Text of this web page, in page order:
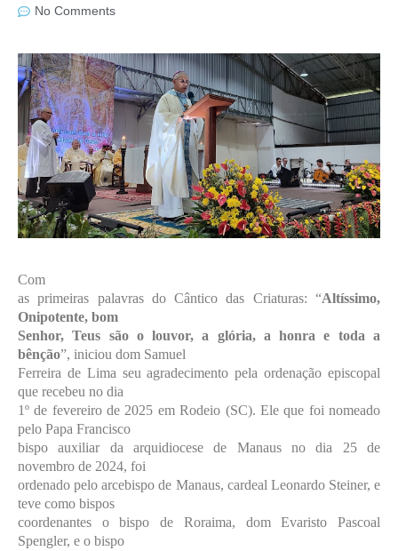
No Comments
Com
as primeiras palavras do Cântico das Criaturas: “Altíssimo,
Onipotente, bom
Senhor, Teus são o louvor, a glória, a honra e toda a
bênção”, iniciou dom Samuel
Ferreira de Lima seu agradecimento pela ordenação episcopal
que recebeu no dia
1º de fevereiro de 2025 em Rodeio (SC). Ele que foi nomeado
pelo Papa Francisco
bispo auxiliar da arquidiocese de Manaus no dia 25 de
novembro de 2024, foi
ordenado pelo arcebispo de Manaus, cardeal Leonardo Steiner, e
teve como bispos
coordenantes o bispo de Roraima, dom Evaristo Pascoal
Spengler, e o bispo